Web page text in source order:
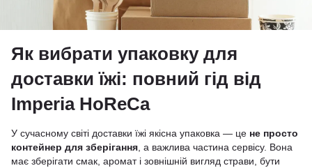
Як вибрати упаковку для
доставки їжі: повний гід від
Imperia HoReCa
У сучасному світі доставки їжі якісна упаковка — це не просто
контейнер для зберігання, а важлива частина сервісу. Вона
має зберігати смак, аромат і зовнішній вигляд страви, бути